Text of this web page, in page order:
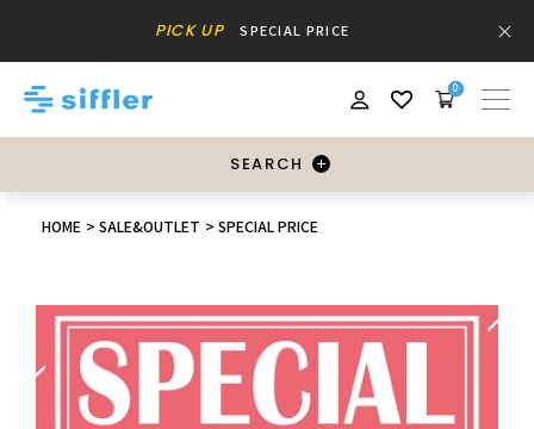
PICK UP SPECIAL PRICE
0
SEARCH
HOME SALE&OUTLET SPECIAL PRICE